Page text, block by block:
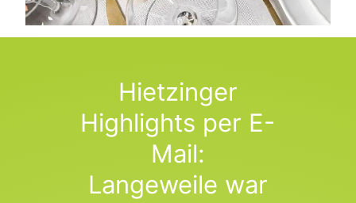
Hietzinger
Highlights per E-
Mail:
Langeweile war